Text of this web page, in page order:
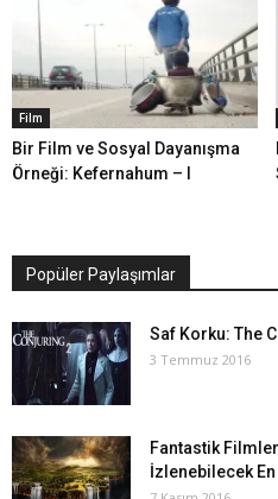
Film
Bir Film ve Sosyal Dayanışma
Örneği: Kefernahum – I
Popüler Paylaşımlar
Saf Korku: The
3 Temmuz 2016
Fantastik
İzlenebilecek